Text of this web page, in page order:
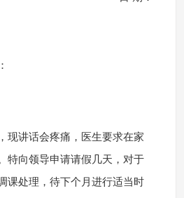
现讲话会疼痛，医生要求在家
特向领导申请请假几天，对于
课处理，待下个月进行适当时